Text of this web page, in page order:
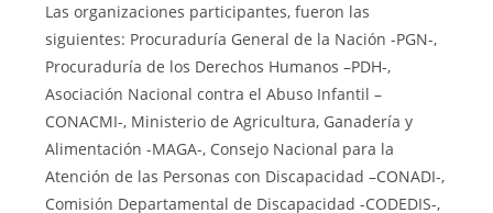
Las organizaciones participantes, fueron las
siguientes: Procuraduría General de la Nación -PGN-,
Procuraduría de los Derechos Humanos –PDH-,
Asociación Nacional contra el Abuso Infantil –
CONACMI-, Ministerio de Agricultura, Ganadería y
Alimentación -MAGA-, Consejo Nacional para la
Atención de las Personas con Discapacidad –CONADI-,
Comisión Departamental de Discapacidad -CODEDIS-,